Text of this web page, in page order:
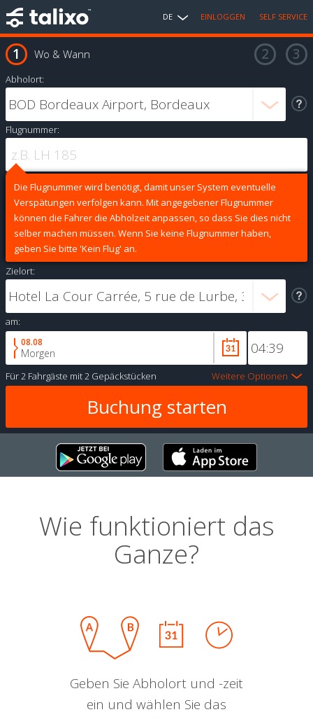
DE EINLOGGEN SELF SERVICE
Wo & Wann
Abholort:
Flugnummer:
Die Flugnummer wird benötigt, damit unser System eventuelle
Verspätungen verfolgen kann. Mit angegebener Flugnummer
können die Fahrer die Abholzeit anpassen, so dass Sie dies nicht
selber machen müssen. Wenn Sie keine Flugnummer haben,
geben Sie bitte 'Kein Flug' an.
Zielort:
am:
08.08
Morgen
Für2 Fahrgäste mit2 Gepäckstücken Weitere Optionen
Wie funktioniert das
Ganze?
Geben Sie Abholort und -zeit
ein und wählen Sie das